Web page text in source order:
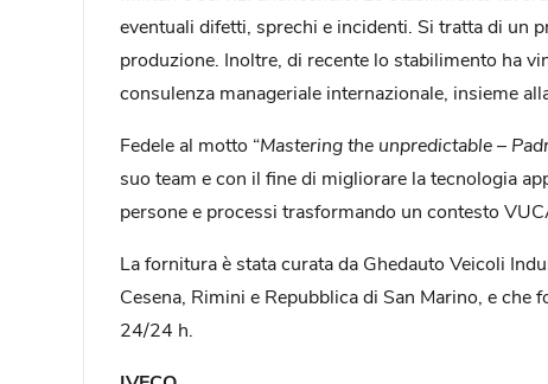
eventuali difetti, sprechi e incidenti. Si tratta di un
produzione. Inoltre, di recente lo stabilimento ha
consulenza manageriale internazionale, insieme
Fedele al motto “Mastering the unpredictable –
suo team e con il fine di migliorare la tecnologia
persone e processi trasformando un contesto
La fornitura è stata curata da Ghedauto Veicoli
Cesena, Rimini e Repubblica di San Marino, e
24/24 h.